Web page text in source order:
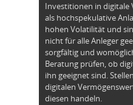
Investitionen in digitale
als hochspekulative
hohen Volatilität und
nicht für alle Anleger
sorgfältig und
Beratung prüfen, ob
ihn geeignet sind.
digitalen
diesen handeln.